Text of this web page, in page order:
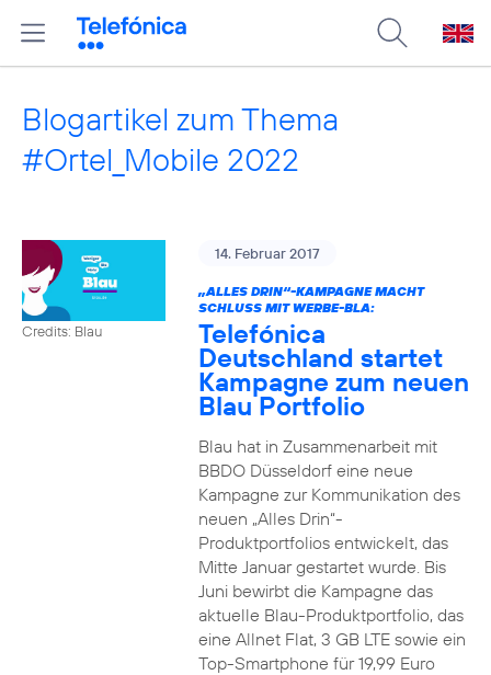
Blogartikel zum Thema
#Ortel_Mobile 2022
Credits: Blau
14. Februar 2017
„ALLES DRIN“-KAMPAGNE MACHT
SCHLUSS MIT WERBE-BLA:
Telefónica
Deutschland startet
Kampagne zum neuen
Blau Portfolio
Blau hat in Zusammenarbeit mit
BBDO Düsseldorf eine neue
Kampagne zur Kommunikation des
neuen „Alles Drin“-
Produktportfolios entwickelt, das
Mitte Januar gestartet wurde. Bis
Juni bewirbt die Kampagne das
aktuelle Blau-Produktportfolio, das
eine Allnet Flat, 3 GB LTE sowie ein
Top-Smartphone für 19,99 Euro